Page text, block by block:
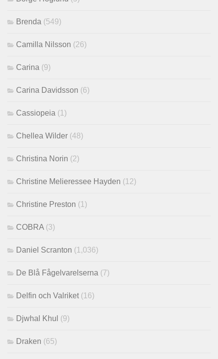
Brenda (549)
Camilla Nilsson (26)
Carina (9)
Carina Davidsson (6)
Cassiopeia (1)
Chellea Wilder (48)
Christina Norin (2)
Christine Melieressee Hayden (12)
Christine Preston (1)
COBRA (3)
Daniel Scranton (1,036)
De Blå Fågelvarelserna (7)
Delfin och Valriket (16)
Djwhal Khul (9)
Draken (65)